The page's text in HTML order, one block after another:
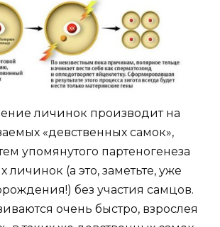
личинок производит на
«девственных самок»,
упомянутого партеногенеза
личинок (а это, заметьте, уже
без участия самцов.
очень быстро, взрослея